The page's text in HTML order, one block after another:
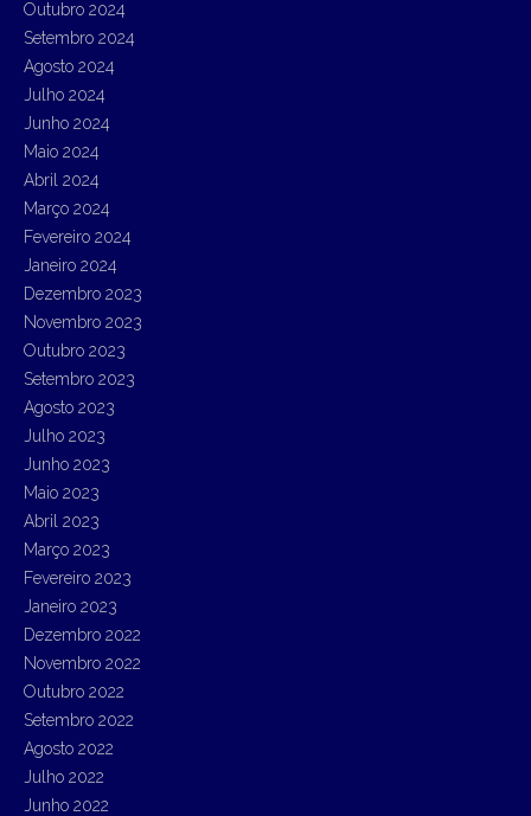
Outubro 2024
Setembro 2024
Agosto 2024
Julho 2024
Junho 2024
Maio 2024
Abril 2024
Março 2024
Fevereiro 2024
Janeiro 2024
Dezembro 2023
Novembro 2023
Outubro 2023
Setembro 2023
Agosto 2023
Julho 2023
Junho 2023
Maio 2023
Abril 2023
Março 2023
Fevereiro 2023
Janeiro 2023
Dezembro 2022
Novembro 2022
Outubro 2022
Setembro 2022
Agosto 2022
Julho 2022
Junho 2022